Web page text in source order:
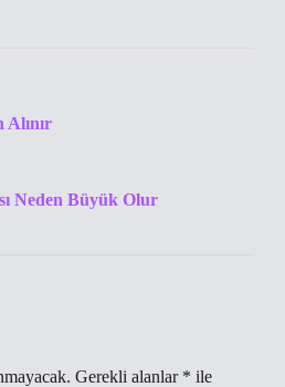
Alınır
Neden Büyük Olur
Gerekli alanlar * ile